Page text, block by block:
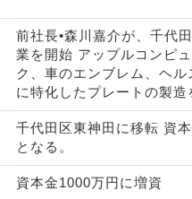
前社長•森川嘉介が、千代
業を開始 アップルコンピ
ク、車のエンブレム、ヘ
に特化したプレートの製
千代田区東神田に移転 資
となる。
資本金1000万円に増資